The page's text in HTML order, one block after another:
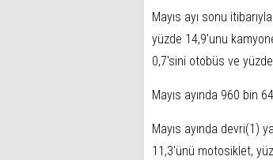
Mayıs ayı sonu
yüzde 14,9'unu
0,7'sini otobüs ve
Mayıs ayında 960 bin
Mayıs ayında devri(1)
11,3'ünü motosiklet,